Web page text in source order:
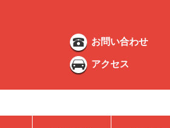
お問い合わせ
アクセス